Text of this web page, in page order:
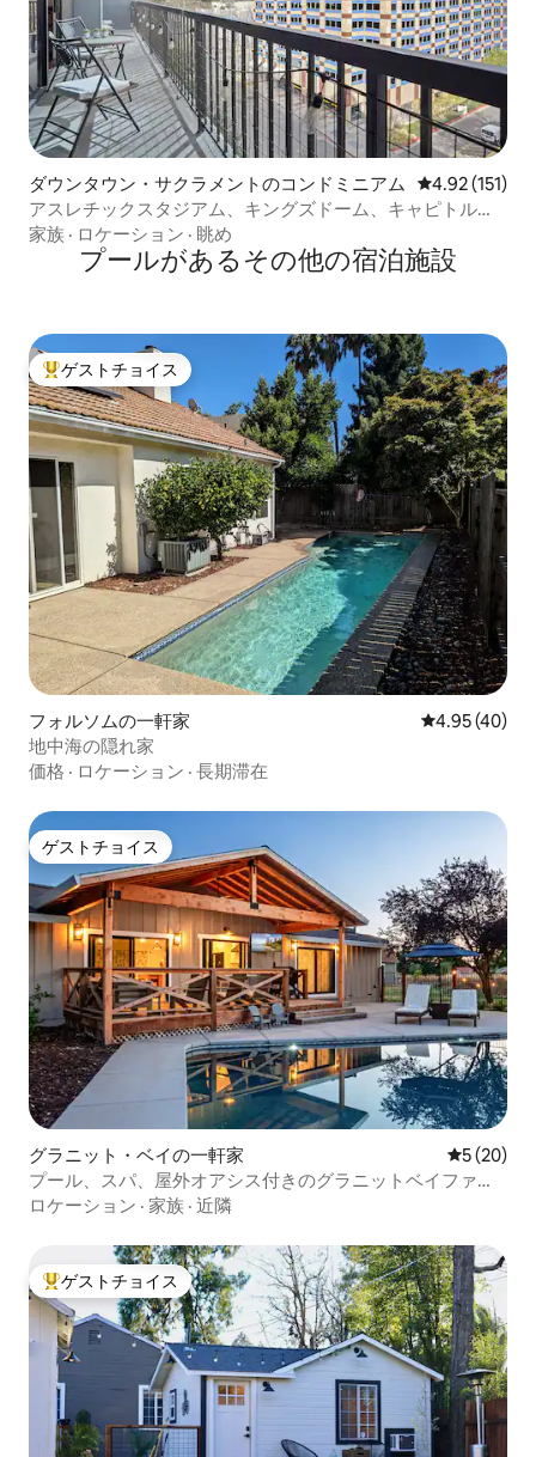
ダウンタウン・サクラメントのコンドミニアム レビュー151
4.92 (151)
アスレチックスタジアム、キングズドーム、キャピトルヒ
ル、リバーへの徒歩、無料駐車場
家族 · ロケーション · 眺め
プールがあるその他の宿泊施設
大好評のゲストチョイスです。
ゲストチョイス
フォルソムの一軒家 レビュー40
4.95 (40)
地中海の隠れ家
価格 · ロケーション · 長期滞在
ゲストチョイス
ゲストチョイス
グラニット・ベイの一軒家 レビュー
5 (20)
プール、スパ、屋外オアシス付きのグラニットベイファー
ムハウス
ロケーション · 家族 · 近隣
大好評のゲストチョイスです。
ゲストチョイス